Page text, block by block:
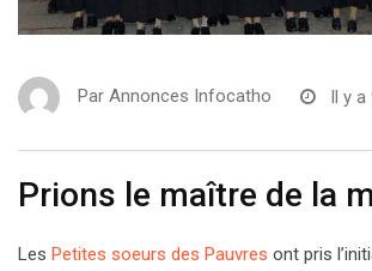
Par Annonces Infocatho Il y a
Prions le maître de la
Les Petites soeurs des Pauvres ont pris